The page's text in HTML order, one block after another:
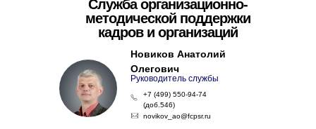
Служба организационно-
методической поддержки
кадров и организаций
Руководитель службы
Новиков Анатолий
Олегович
novikov_ao@fcpsr.ru
+7 (499) 550-94-74
(доб.546)